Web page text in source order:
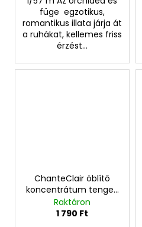
füge egzotikus,
romantikus illata járja át
a ruhákat, kellemes friss
érzést...
ChanteClair öblítő
koncentrátum tengeri
sóval és lótusz virág
illattal
Raktáron
1 790 Ft